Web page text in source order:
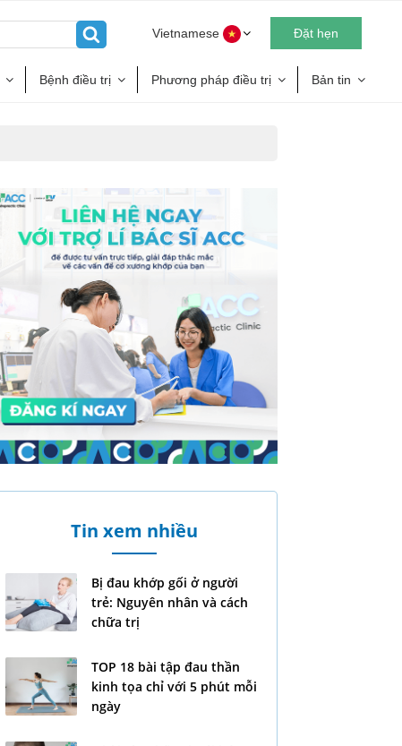
Vietnamese Đặt hẹn
Bệnh điều trị Phương pháp điều trị Bản tin
Tin xem nhiều
Bị đau khớp gối ở người
trẻ: Nguyên nhân và cách
chữa trị
TOP 18 bài tập đau thần
kinh tọa chỉ với 5 phút mỗi
ngày